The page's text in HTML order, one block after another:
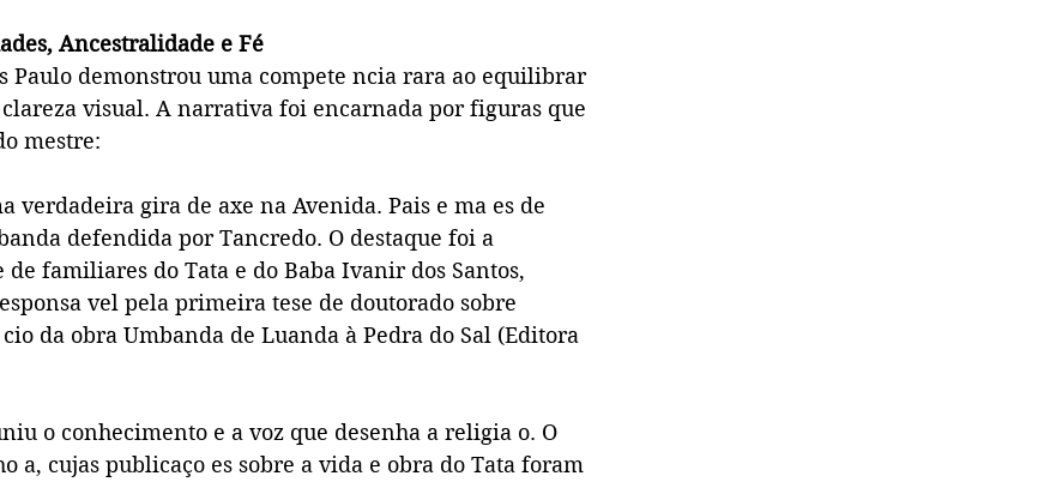
Ancestralidade e Fé
Paulo demonstrou uma compete ncia rara ao equilibrar
visual. A narrativa foi encarnada por figuras que
mestre:
verdadeira gira de axe na Avenida. Pais e ma es de
defendida por Tancredo. O destaque foi a
familiares do Tata e do Baba Ivanir dos Santos,
vel pela primeira tese de doutorado sobre
da obra Umbanda de Luanda à Pedra do Sal (Editora
o conhecimento e a voz que desenha a religia o. O
a, cujas publicaço es sobre a vida e obra do Tata foram